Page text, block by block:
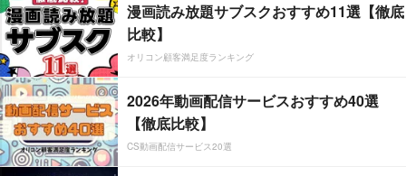
漫画読み放題サブスクおすすめ11選【徹底
比較】
オリコン顧客満足度ランキング
2026年動画配信サービスおすすめ40選
【徹底比較】
CS動画配信サービス20選